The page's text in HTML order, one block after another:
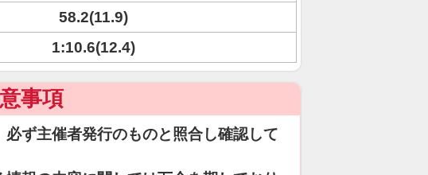
58.2(11.9)
1:10.6(12.4)
事項
ず主催者発行のものと照合し確認して